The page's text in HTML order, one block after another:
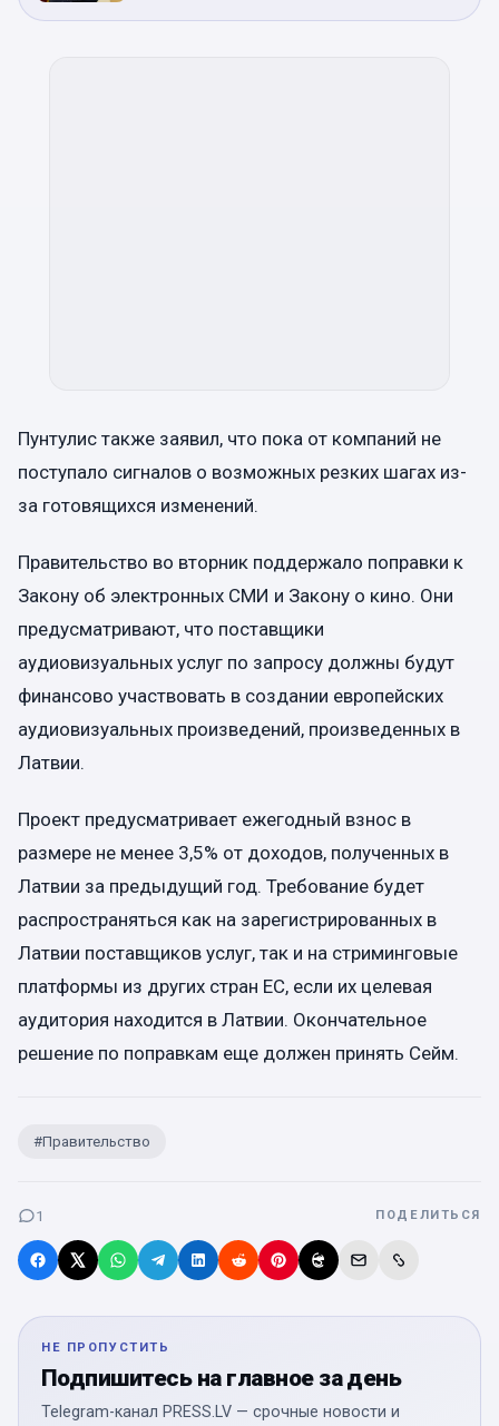
Пунтулис также заявил, что пока от компаний не
поступало сигналов о возможных резких шагах из-
за готовящихся изменений.
Правительство во вторник поддержало поправки к
Закону об электронных СМИ и Закону о кино. Они
предусматривают, что поставщики
аудиовизуальных услуг по запросу должны будут
финансово участвовать в создании европейских
аудиовизуальных произведений, произведенных в
Латвии.
Проект предусматривает ежегодный взнос в
размере не менее 3,5% от доходов, полученных в
Латвии за предыдущий год. Требование будет
распространяться как на зарегистрированных в
Латвии поставщиков услуг, так и на стриминговые
платформы из других стран ЕС, если их целевая
аудитория находится в Латвии. Окончательное
решение по поправкам еще должен принять Сейм.
#Правительство
1 ПОДЕЛИТЬСЯ
НЕ ПРОПУСТИТЬ
Подпишитесь на главное за день
Telegram-канал PRESS.LV — срочные новости и